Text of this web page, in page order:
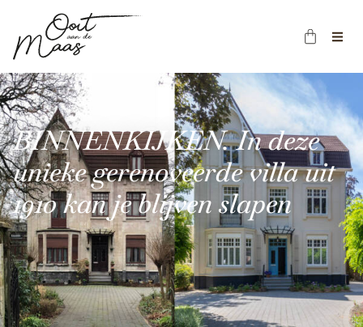
BINNENKIJKEN. In deze
unieke gerenoveerde villa uit
1910 kan je blijven slapen